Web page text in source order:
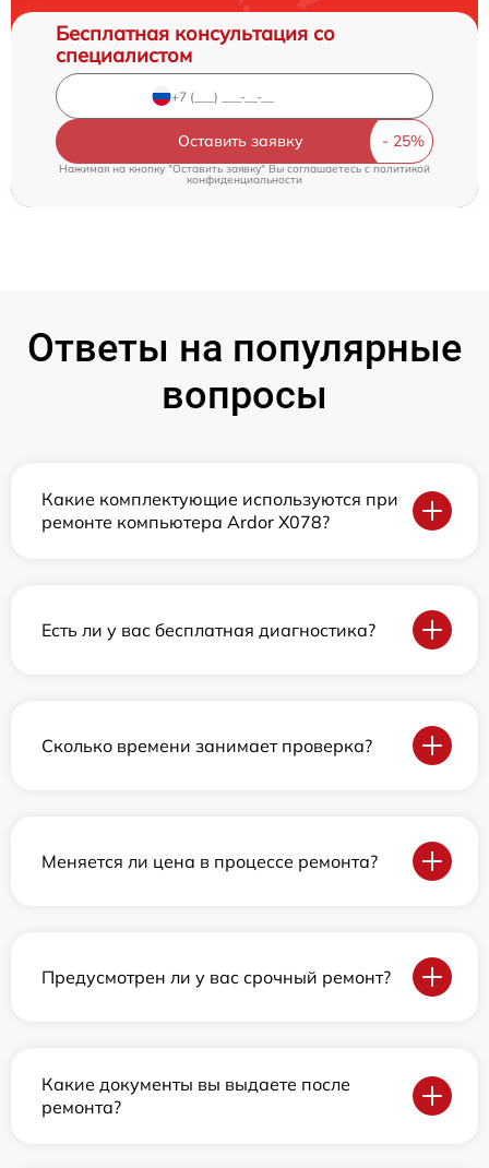
Бесплатная консультация со
специалистом
Оставить заявку
Нажимая на кнопку "Оставить заявку" Вы соглашаетесь cполитикой
конфиденциальности
Ответы на популярные
вопросы
Какие комплектующие используются при
ремонте компьютера Ardor X078?
Есть ли у вас бесплатная диагностика?
Сколько времени занимает проверка?
Меняется ли цена в процессе ремонта?
Предусмотрен ли у вас срочный ремонт?
Какие документы вы выдаете после
ремонта?